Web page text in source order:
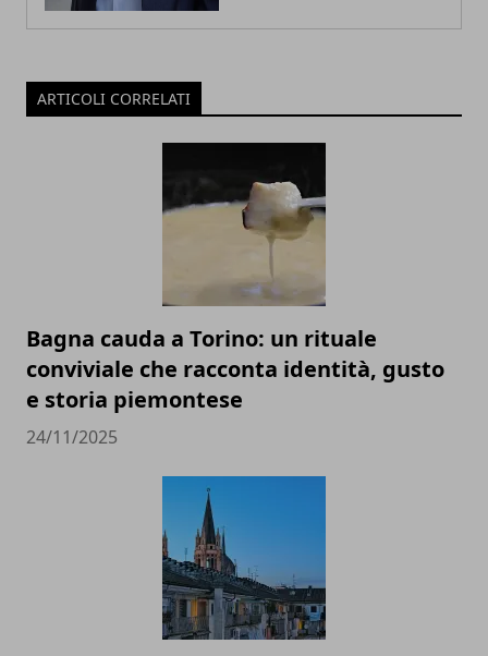
ARTICOLI CORRELATI
Bagna cauda a Torino: un rituale
conviviale che racconta identità, gusto
e storia piemontese
24/11/2025